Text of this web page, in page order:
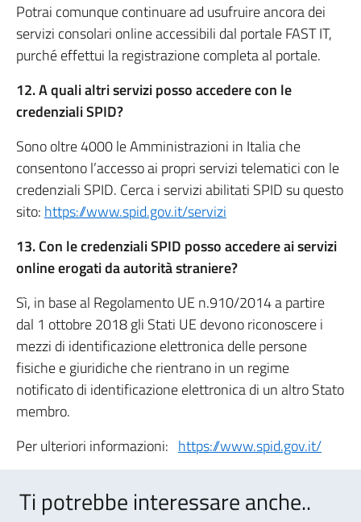
Potrai comunque continuare ad usufruire ancora dei
servizi consolari online accessibili dal portale FAST IT,
purché effettui la registrazione completa al portale.
12. A quali altri servizi posso accedere con le
credenziali SPID?
Sono oltre 4000 le Amministrazioni in Italia che
consentono l’accesso ai propri servizi telematici con le
credenziali SPID. Cerca i servizi abilitati SPID su questo
sito: https://www.spid.gov.it/servizi
13. Con le credenziali SPID posso accedere ai servizi
online erogati da autorità straniere?
Sì, in base al Regolamento UE n.910/2014 a partire
dal 1 ottobre 2018 gli Stati UE devono riconoscere i
mezzi di identificazione elettronica delle persone
fisiche e giuridiche che rientrano in un regime
notificato di identificazione elettronica di un altro Stato
membro.
Per ulteriori informazioni: https://www.spid.gov.it/
Ti potrebbe interessare anche..